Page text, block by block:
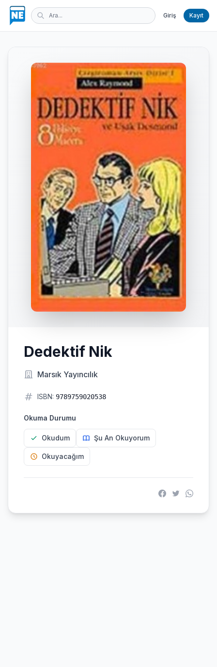
Giriş Kayıt
Dedektif Nik
Marsık Yayıncılık
ISBN: 9789759020538
Okuma Durumu
Okudum Şu An Okuyorum
Okuyacağım